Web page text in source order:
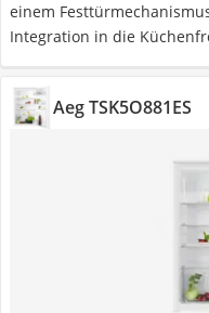
einem
Integration in die
Aeg TSK5O881ES